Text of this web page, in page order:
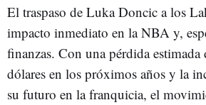
El traspaso de Luka Doncic a los
impacto inmediato en la NBA y,
finanzas. Con una pérdida
dólares en los próximos años y la
su futuro en la franquicia, el